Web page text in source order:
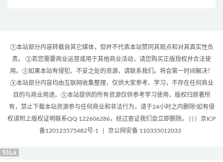
①本站部分内容转载自其它媒体，但并不代表本站赞同其观点和对其真实性负
责。 ②若您需要商业运营或用于其他商业活动，请您购买正版授权并合法使
用。③如果本站有侵犯、不妥之处的资源，请联系我们。将会第一时间解决！
④本站部分内容均由互联网收集整理，仅供大家参考、学习，不存在任何商业
目的与商业用途。⑤本站提供的所有资源仅供参考学习使用，版权归原著所
有，禁止下载本站资源参与任何商业和非法行为，请于24小时之内删除!如有侵
权请附上版权证明联系QQ 122606286，经过查证我们会立即删除。 | |
京ICP
备120123575482号-1
京公网安备 110335012033
51La